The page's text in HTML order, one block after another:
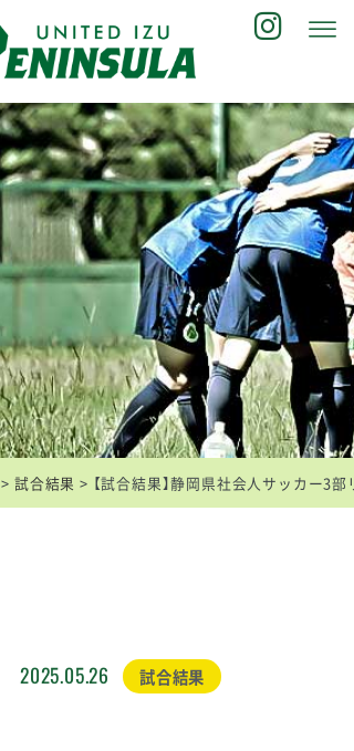
>試合結果 > 【試合結果】静岡県社会人サッカー3
2025.05.26 試合結果